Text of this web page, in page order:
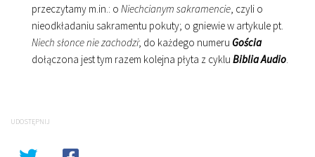
przeczytamy m.in.: o Niechcianym sakramencie, czyli o
nieodkładaniu sakramentu pokuty; o gniewie w artykule pt.
Niech słonce nie zachodzi; do każdego numeru Gościa
dołączona jest tym razem kolejna płyta z cyklu Biblia Audio.
UDOSTĘPNIJ